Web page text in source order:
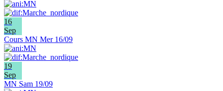
16
Sep
Cours MN Mer 16/09
19
Sep
MN Sam 19/09